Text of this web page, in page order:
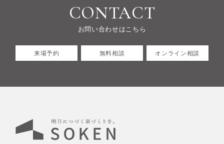
CONTACT
お問い合わせはこちら
来場予約 無料相談 オンライン相談